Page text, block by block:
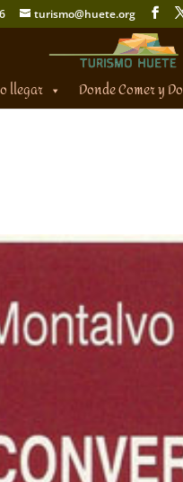
turismo@huete.org
llegar Donde Comer y